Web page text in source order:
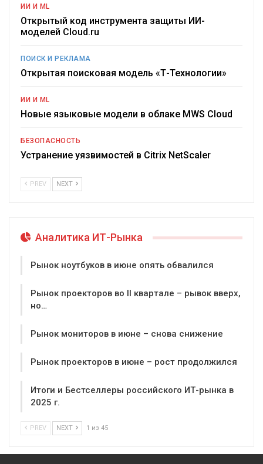
ИИ И ML
Открытый код инструмента защиты ИИ-
моделей Cloud.ru
ПОИСК И РЕКЛАМА
Открытая поисковая модель «Т-Технологии»
ИИ И ML
Новые языковые модели в облаке MWS Cloud
БЕЗОПАСНОСТЬ
Устранение уязвимостей в Citrix NetScaler
PREV NEXT
Аналитика ИТ-Рынка
Рынок ноутбуков в июне опять обвалился
Рынок проекторов во II квартале – рывок вверх,
но…
Рынок мониторов в июне – снова снижение
Рынок проекторов в июне – рост продолжился
Итоги и Бестселлеры российского ИТ-рынка в
2025 г.
PREV NEXT 1 из 45